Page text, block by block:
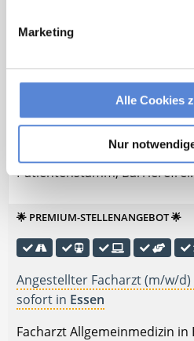
Marketing
Alle Cookies
Nur
Teilzeit ab sofort in
Facharzt Allgemeinmedizin in
oder Teilzeit. Moderne /
Praxis, Hilfe bei
bei Umzug, Übertarifliche
Betriebliche Altersvorsorge,
Patientenstamm, Barrierefrei.
🌟 PREMIUM-STELLENANGEBOT 🌟
Angestellter Facharzt (m/w/d)
sofort in Essen
Facharzt Allgemeinmedizin in